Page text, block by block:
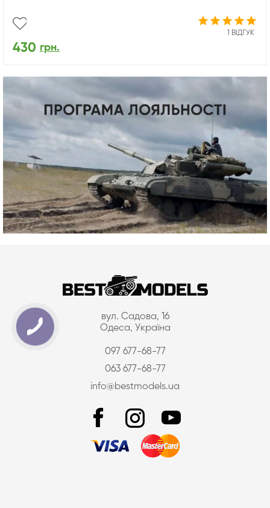
1 ВІДГУК
430 грн.
вул. Садова, 16
Одеса, Україна
097 677-68-77
063 677-68-77
info@bestmodels.ua